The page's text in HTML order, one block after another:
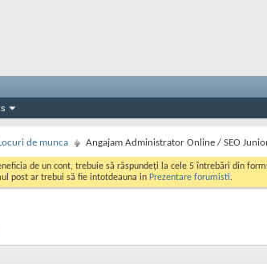
de munca Angajam Administrator Online / SEO
de un cont, trebuie să răspundeți la cele 5 întrebări din
post ar trebui să fie intotdeauna in Prezentare forumisti.